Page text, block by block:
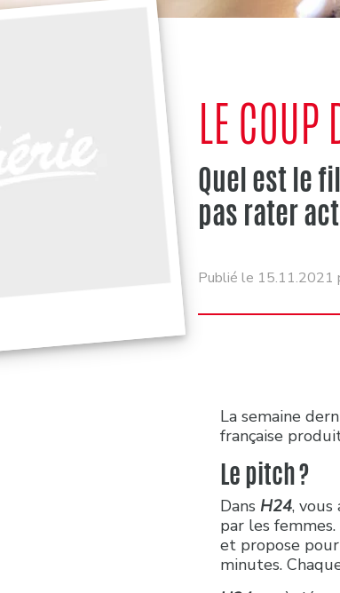
LE
Quel est le
pas rater
Publié le 15.11.2021
La semaine
française
Le pitch ?
Dans H24,
par les
et propose
minutes.